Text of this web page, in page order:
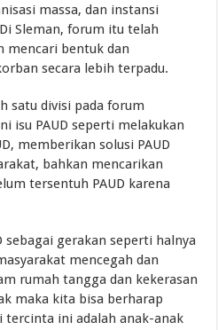
massa, dan instansi
Sleman, forum itu telah
mencari bentuk dan
secara lebih terpadu.
satu divisi pada forum
isu PAUD seperti melakukan
memberikan solusi PAUD
bahkan mencarikan
tersentuh PAUD karena
sebagai gerakan seperti halnya
mencegah dan
rumah tangga dan kekerasan
maka kita bisa berharap
tercinta ini adalah anak-anak